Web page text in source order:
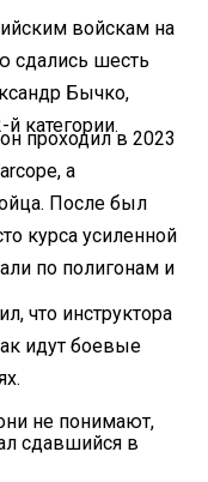
войскам на
сдались шесть
Бычко,
категории.
проходил в 2023
а
После был
курса усиленной
по полигонам и
что инструктора
идут боевые
не понимают,
сдавшийся в